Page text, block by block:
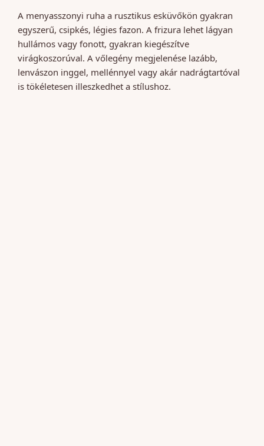
A menyasszonyi ruha a rusztikus esküvőkön gyakran
egyszerű, csipkés, légies fazon. A frizura lehet lágyan
hullámos vagy fonott, gyakran kiegészítve
virágkoszorúval. A vőlegény megjelenése lazább,
lenvászon inggel, mellénnyel vagy akár nadrágtartóval
is tökéletesen illeszkedhet a stílushoz.